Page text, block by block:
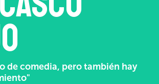
de comedia, pero también hay